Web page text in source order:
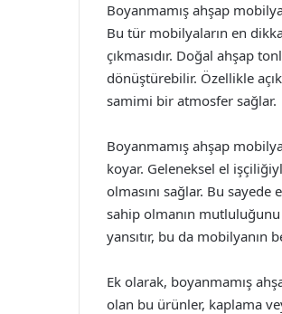
Boyanmamış ahşap
Bu tür mobilyaların en
çıkmasıdır. Doğal ahşap
dönüştürebilir. Özellikle
samimi bir atmosfer sağlar.
Boyanmamış ahşap
koyar. Geleneksel el
olmasını sağlar. Bu
sahip olmanın
yansıtır, bu da mobilyanın
Ek olarak, boyanmamış
olan bu ürünler, kaplama